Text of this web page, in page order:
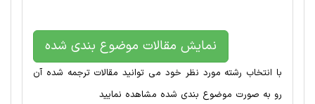
نمایش مقالات موضوع بندی شده
با انتخاب رشته مورد نظر خود می توانید مقالات ترجمه شده آن
رو به صورت موضوع بندی شده مشاهده نمایید